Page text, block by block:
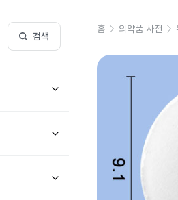
검색
홈 의약품 사전